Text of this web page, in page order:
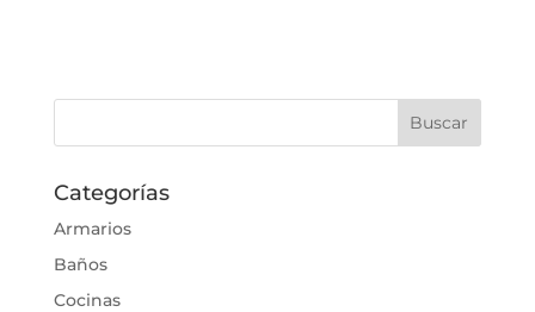
Categorías
Armarios
Baños
Cocinas